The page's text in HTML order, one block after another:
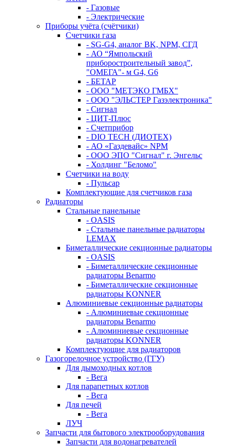
- Газовые
- Электрические
Приборы учёта (счётчики)
Счетчики газа
- SG-G4, аналог BK, NPM, СГД
- АО “Ямпольский
приборостроительный завод”,
"ОМЕГА"- м G4, G6
- БЕТАР
- ООО "МЕТЭКО ГМБХ"
- ООО "ЭЛЬСТЕР Газэлектроника"
- Сигнал
- ЦИТ-Плюс
- Счетприбор
- DIO TECH (ДИОТЕХ)
- АО «Газдевайс» NPM
- ООО ЭПО "Сигнал" г. Энгельс
- Холдинг "Беломо"
Счетчики на воду
- Пульсар
Комплектующие для счетчиков газа
Радиаторы
Стальные панельные
- OASIS
- Стальные панельные радиаторы
LEMAX
Биметаллические секционные радиаторы
- OASIS
- Биметаллические секционные
радиаторы Benarmo
- Биметаллические секционные
радиаторы KONNER
Алюминиевые секционные радиаторы
- Алюминиевые секционные
радиаторы Benarmo
- Алюминиевые секционные
радиаторы KONNER
Комплектующие для радиаторов
Газогорелочное устройство (ГГУ)
Для дымоходных котлов
- Вега
Для парапетных котлов
- Вега
Для печей
- Вега
ЛУЧ
Запчасти для бытового электрооборудования
Запчасти для водонагревателей